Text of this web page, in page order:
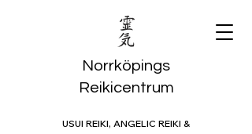
USUI REIKI, ANGELIC REIKI &
Norrköpings
Reikicentrum